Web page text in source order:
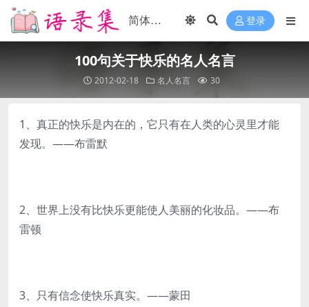
登录
100句关于快乐的名人名言
2012-02-18 名人名言 30
1、真正的快乐是内在的，它只有在人类的心灵里才能
发现。——布雷默
2、世界上没有比快乐更能使人美丽的化妆品。——布
雷顿
3、只有信念使快乐真实。——蒙田